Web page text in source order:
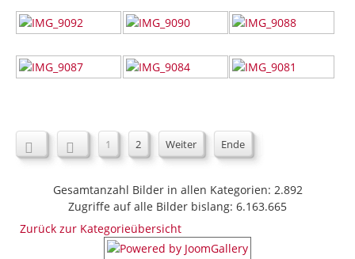
1 2 Weiter Ende
Gesamtanzahl Bilder in allen Kategorien: 2.892
Zugriffe auf alle Bilder bislang: 6.163.665
Zurück zur Kategorieübersicht